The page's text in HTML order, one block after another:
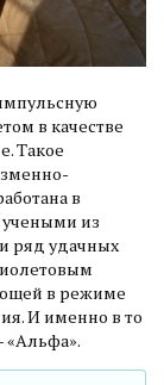
в качестве
Такое
в
учеными из
ряд удачных
в режиме
И именно в то
«Альфа».